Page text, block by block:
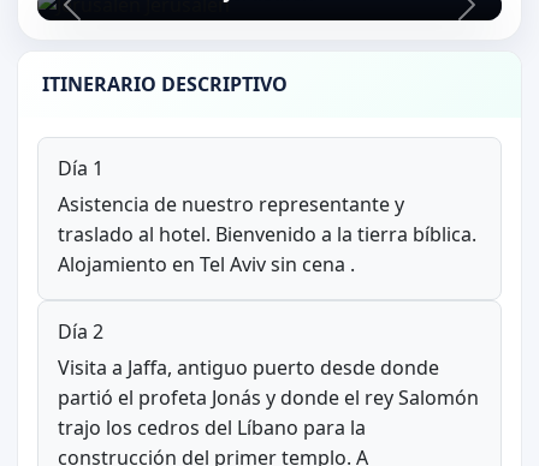
ITINERARIO DESCRIPTIVO
Día 1
Asistencia de nuestro representante y
traslado al hotel. Bienvenido a la tierra bíblica.
Alojamiento en Tel Aviv sin cena .
Día 2
Visita a Jaffa, antiguo puerto desde donde
partió el profeta Jonás y donde el rey Salomón
trajo los cedros del Líbano para la
construcción del primer templo. A